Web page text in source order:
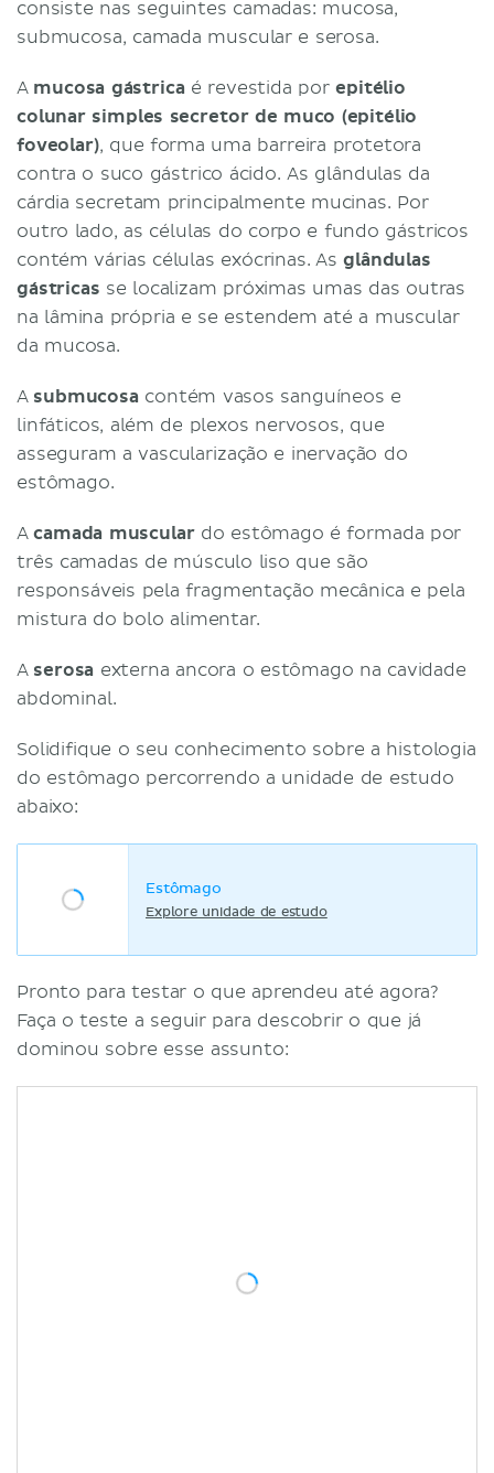
consiste nas seguintes camadas: mucosa,
submucosa, camada muscular e serosa.
A mucosa gástrica é revestida porepitélio
colunar simples secretor de muco (epitélio
foveolar), que forma uma barreira protetora
contra o suco gástrico ácido. As glândulas da
cárdia secretam principalmente mucinas. Por
outro lado, as células do corpo e fundo gástricos
contém várias células exócrinas. Asglândulas
gástricas se localizam próximas umas das outras
na lâmina própria e se estendem até a muscular
da mucosa.
A submucosa contém vasos sanguíneos e
linfáticos, além de plexos nervosos, que
asseguram a vascularização e inervação do
estômago.
Acamada musculardo estômago é formada por
três camadas de músculo liso que são
responsáveis pela fragmentação mecânica e pela
mistura do bolo alimentar.
A serosa externa ancora o estômago na cavidade
abdominal.
Solidifique o seu conhecimento sobre a histologia
do estômago percorrendo a unidade de estudo
abaixo:
Estômago
Explore unidade de estudo
Pronto para testar o que aprendeu até agora?
Faça o teste a seguir para descobrir o que já
dominou sobre esse assunto: